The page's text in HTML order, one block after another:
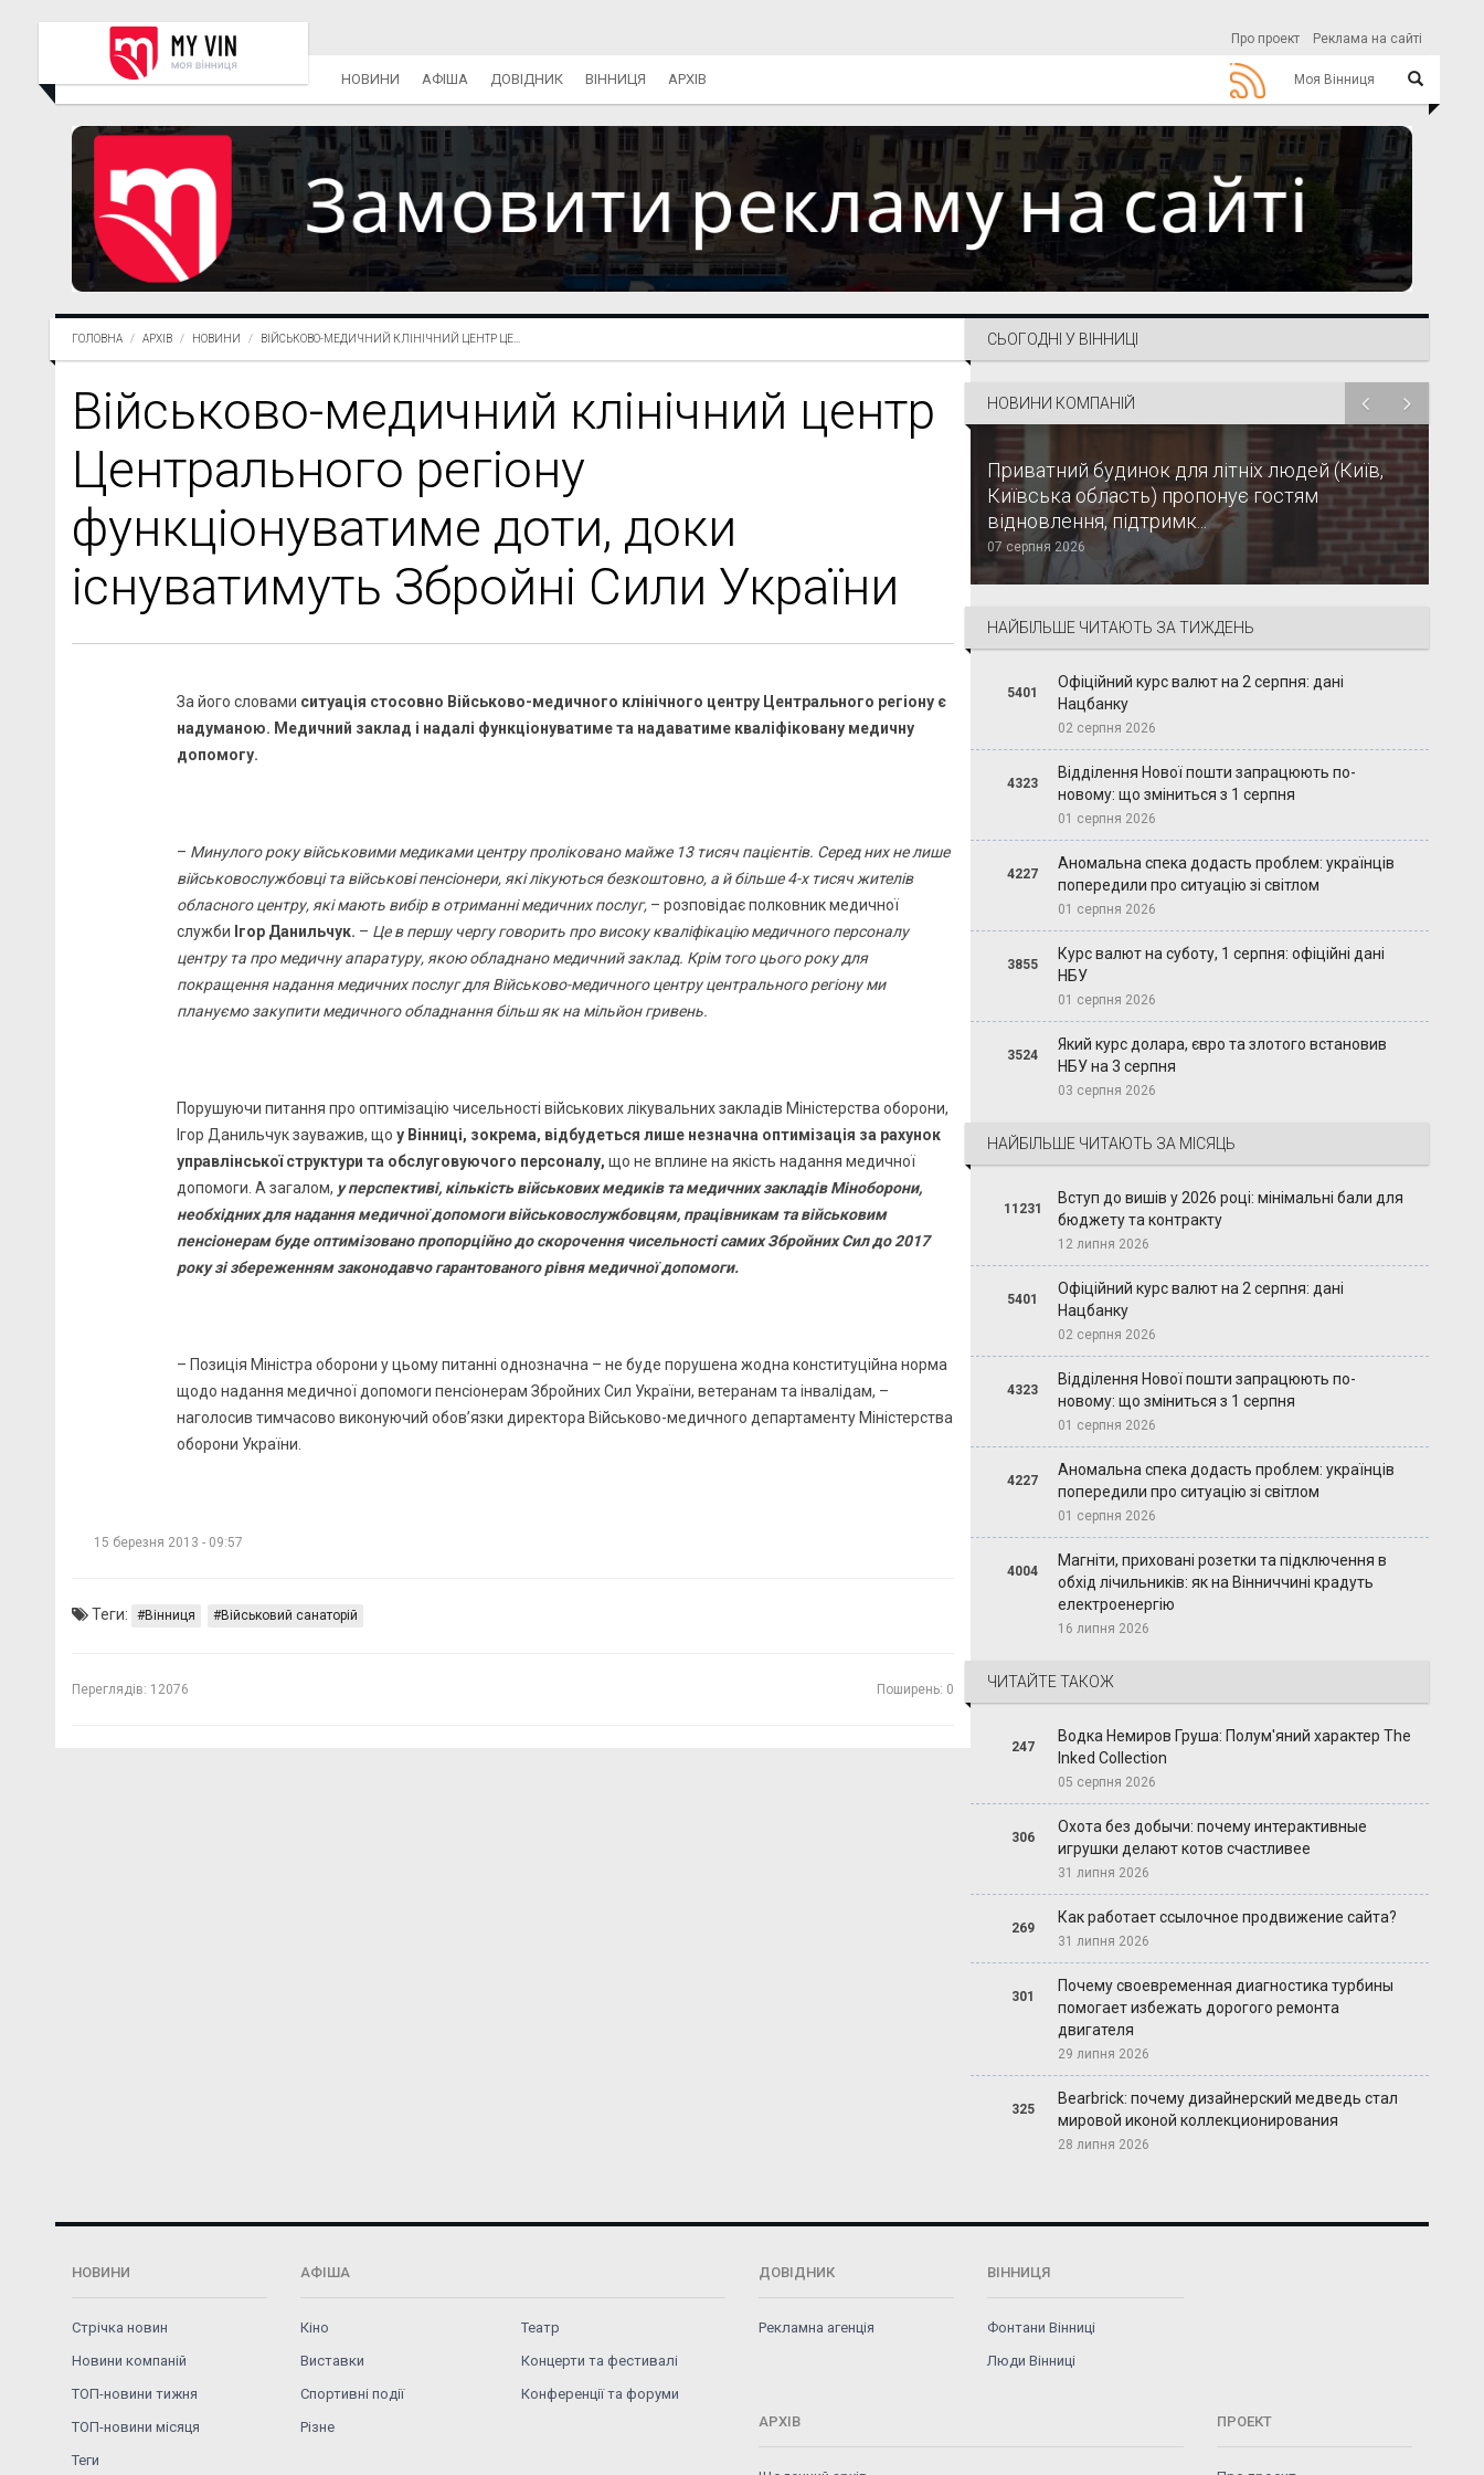
Про проект Реклама на сайті
Моя Вінниця
НОВИНИ АФІША ДОВІДНИК ВІННИЦЯ АРХІВ
ГОЛОВНА АРХІВ НОВИНИ ВІЙСЬКОВО-МЕДИЧНИЙ КЛІНІЧНИЙ ЦЕНТР ЦЕ...
Військово-медичний клінічний центр
Центрального регіону
функціонуватиме доти, доки
існуватимуть Збройні Сили України
За його словами ситуація стосовно Військово-медичного клінічного центру Центрального регіону є
надуманою. Медичний заклад і надалі функціонуватиме та надаватиме кваліфіковану медичну
допомогу.
– Минулого року військовими медиками центру проліковано майже 13 тисяч пацієнтів. Серед них не лише
військовослужбовці та військові пенсіонери, які лікуються безкоштовно, а й більше 4-х тисяч жителів
обласного центру, які мають вибір в отриманні медичних послуг, – розповідає полковник медичної
служби Ігор Данильчук. – Це в першу чергу говорить про високу кваліфікацію медичного персоналу
центру та про медичну апаратуру, якою обладнано медичний заклад. Крім того цього року для
покращення надання медичних послуг для Військово-медичного центру центрального регіону ми
плануємо закупити медичного обладнання більш як на мільйон гривень.
Порушуючи питання про оптимізацію чисельності військових лікувальних закладів Міністерства оборони,
Ігор Данильчук зауважив, що у Вінниці, зокрема, відбудеться лише незначна оптимізація за рахунок
управлінської структури та обслуговуючого персоналу, що не вплине на якість надання медичної
допомоги. А загалом, у перспективі, кількість військових медиків та медичних закладів Міноборони,
необхідних для надання медичної допомоги військовослужбовцям, працівникам та військовим
пенсіонерам буде оптимізовано пропорційно до скорочення чисельності самих Збройних Сил до 2017
року зі збереженням законодавчо гарантованого рівня медичної допомоги.
– Позиція Міністра оборони у цьому питанні однозначна – не буде порушена жодна конституційна норма
щодо надання медичної допомоги пенсіонерам Збройних Сил України, ветеранам та інвалідам, –
наголосив тимчасово виконуючий обов’язки директора Військово-медичного департаменту Міністерства
оборони України.
15 березня 2013 - 09:57
Теги: Вінниця Військовий санаторій
Переглядів: 12076 Поширень: 0
СЬОГОДНІ У ВІННИЦІ
НОВИНИ КОМПАНІЙ
Приватний будинок для літніх людей (Київ,
Київська область) пропонує гостям
відновлення, підтримк...
07 серпня 2026
НАЙБІЛЬШЕ ЧИТАЮТЬ ЗА ТИЖДЕНЬ
5401
Офіційний курс валют на 2 серпня: дані
Нацбанку
02 серпня 2026
4323
Відділення Нової пошти запрацюють по-
новому: що зміниться з 1 серпня
01 серпня 2026
4227
Аномальна спека додасть проблем: українців
попередили про ситуацію зі світлом
01 серпня 2026
3855
Курс валют на суботу, 1 серпня: офіційні дані
НБУ
01 серпня 2026
3524
Який курс долара, євро та злотого встановив
НБУ на 3 серпня
03 серпня 2026
НАЙБІЛЬШЕ ЧИТАЮТЬ ЗА МІСЯЦЬ
11231
Вступ до вишів у 2026 році: мінімальні бали для
бюджету та контракту
12 липня 2026
5401
Офіційний курс валют на 2 серпня: дані
Нацбанку
02 серпня 2026
4323
Відділення Нової пошти запрацюють по-
новому: що зміниться з 1 серпня
01 серпня 2026
4227
Аномальна спека додасть проблем: українців
попередили про ситуацію зі світлом
01 серпня 2026
4004
Магніти, приховані розетки та підключення в
обхід лічильників: як на Вінниччині крадуть
електроенергію
16 липня 2026
ЧИТАЙТЕ ТАКОЖ
247
Водка Немиров Груша: Полум'яний характер The
Inked Collection
05 серпня 2026
306
Охота без добычи: почему интерактивные
игрушки делают котов счастливее
31 липня 2026
269
Как работает ссылочное продвижение сайта?
31 липня 2026
301
Почему своевременная диагностика турбины
помогает избежать дорогого ремонта
двигателя
29 липня 2026
325
Bearbrick: почему дизайнерский медведь стал
мировой иконой коллекционирования
28 липня 2026
НОВИНИ
Стрічка новин
Новини компаній
ТОП-новини тижня
ТОП-новини місяця
Теги
АФІША
Кіно
Театр
Виставки
Концерти та фестивалі
Спортивні події
Конференції та форуми
Різне
ДОВІДНИК
Рекламна агенція
ВІННИЦЯ
Фонтани Вінниці
Люди Вінниці
АРХІВ ПРОЕКТ